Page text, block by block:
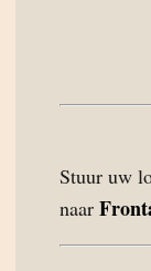
Stuur uw
naar